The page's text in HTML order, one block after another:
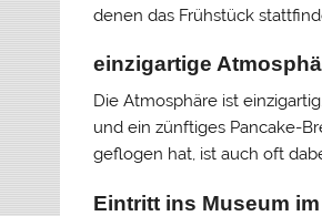
denen das Frühstück
einzigartige
Die Atmosphäre ist
und ein zünftiges Pancake-
geflogen hat, ist auch oft
Eintritt ins Museum